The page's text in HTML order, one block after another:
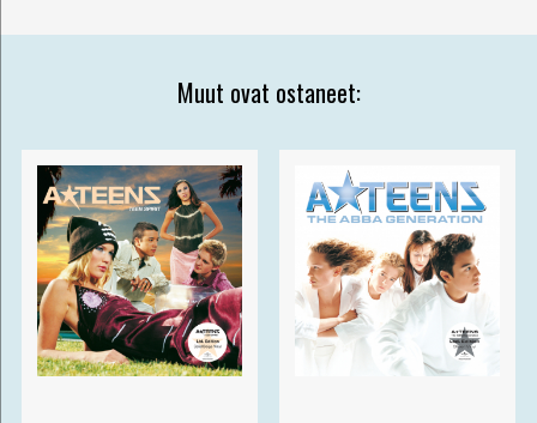
Muut ovat ostaneet: